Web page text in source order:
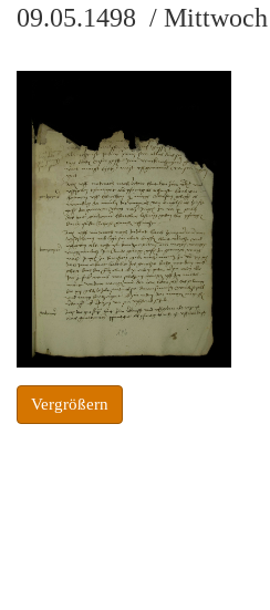
09.05.1498 / Mittwoch
Vergrößern